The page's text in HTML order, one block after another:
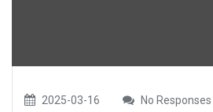
2025-03-16 No Responses